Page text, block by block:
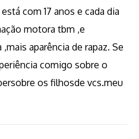
com 17 anos e cada dia
motora tbm ,e
aparência de rapaz. Se
comigo sobre o
os filhosde vcs.meu